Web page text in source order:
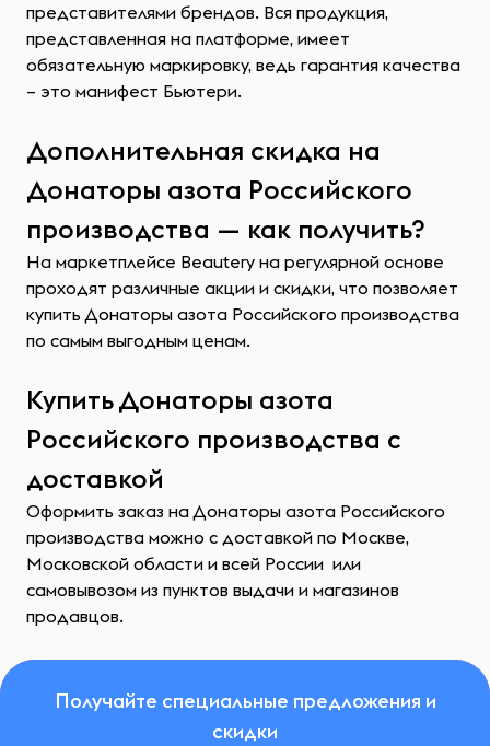
представителями брендов. Вся продукция,
представленная на платформе, имеет
обязательную маркировку, ведь гарантия качества
– это манифест Бьютери.
Дополнительная скидка на
Донаторы азота Российского
производства — как получить?
На маркетплейсе Beautery на регулярной основе
проходят различные акции и скидки, что позволяет
купить Донаторы азота Российского производства
по самым выгодным ценам.
Купить Донаторы азота
Российского производства с
доставкой
Оформить заказ на Донаторы азота Российского
производства можно с доставкой по Москве,
Московской области и всей России или
самовывозом из пунктов выдачи и магазинов
продавцов.
Получайте специальные предложения и
скидки